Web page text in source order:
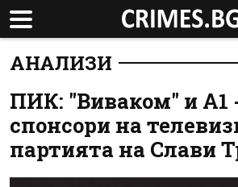
АНАЛИЗИ
ПИК: "Виваком" и А1
спонсори на
партията на Слави